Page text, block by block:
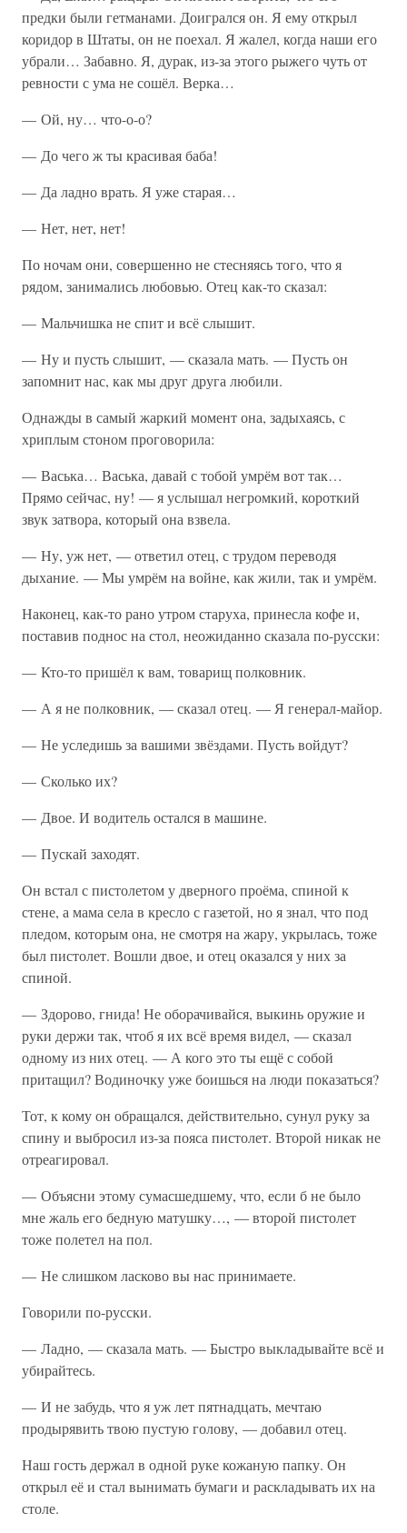
предки были гетманами. Доигрался он. Я ему открыл
коридор в Штаты, он не поехал. Я жалел, когда наши его
убрали… Забавно. Я, дурак, из-за этого рыжего чуть от
ревности с ума не сошёл. Верка…
— Ой, ну… что-о-о?
— До чего ж ты красивая баба!
— Да ладно врать. Я уже старая…
— Нет, нет, нет!
По ночам они, совершенно не стесняясь того, что я
рядом, занимались любовью. Отец как-то сказал:
— Мальчишка не спит и всё слышит.
— Ну и пусть слышит, — сказала мать. — Пусть он
запомнит нас, как мы друг друга любили.
Однажды в самый жаркий момент она, задыхаясь, с
хриплым стоном проговорила:
— Васька… Васька, давай с тобой умрём вот так…
Прямо сейчас, ну! — я услышал негромкий, короткий
звук затвора, который она взвела.
— Ну, уж нет, — ответил отец, с трудом переводя
дыхание. — Мы умрём на войне, как жили, так и умрём.
Наконец, как-то рано утром старуха, принесла кофе и,
поставив поднос на стол, неожиданно сказала по-русски:
— Кто-то пришёл к вам, товарищ полковник.
— А я не полковник, — сказал отец. — Я генерал-майор.
— Не уследишь за вашими звёздами. Пусть войдут?
— Сколько их?
— Двое. И водитель остался в машине.
— Пускай заходят.
Он встал с пистолетом у дверного проёма, спиной к
стене, а мама села в кресло с газетой, но я знал, что под
пледом, которым она, не смотря на жару, укрылась, тоже
был пистолет. Вошли двое, и отец оказался у них за
спиной.
— Здорово, гнида! Не оборачивайся, выкинь оружие и
руки держи так, чтоб я их всё время видел, — сказал
одному из них отец. — А кого это ты ещё с собой
притащил? Водиночку уже боишься на люди показаться?
Тот, к кому он обращался, действительно, сунул руку за
спину и выбросил из-за пояса пистолет. Второй никак не
отреагировал.
— Объясни этому сумасшедшему, что, если б не было
мне жаль его бедную матушку…, — второй пистолет
тоже полетел на пол.
— Не слишком ласково вы нас принимаете.
Говорили по-русски.
— Ладно, — сказала мать. — Быстро выкладывайте всё и
убирайтесь.
— И не забудь, что я уж лет пятнадцать, мечтаю
продырявить твою пустую голову, — добавил отец.
Наш гость держал в одной руке кожаную папку. Он
открыл её и стал вынимать бумаги и раскладывать их на
столе.